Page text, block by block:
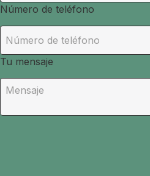
Número de teléfono
Tu mensaje